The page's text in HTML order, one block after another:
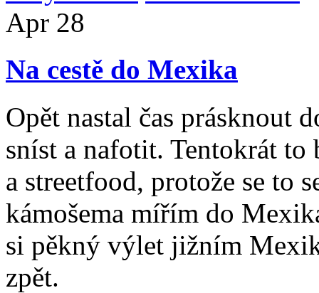
Apr 28
Na cestě do Mexika
Opět nastal čas prásknout
sníst a nafotit. Tentokrát
a streetfood, protože se to
kámošema mířím do
si pěkný výlet jižním
zpět.